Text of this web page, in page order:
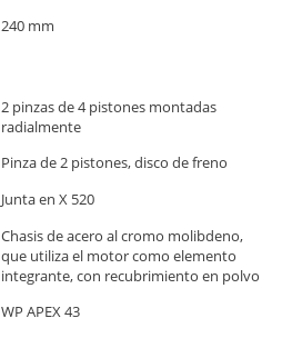
240 mm
2 pinzas de 4 pistones montadas
radialmente
Pinza de 2 pistones, disco de freno
Junta en X 520
Chasis de acero al cromo molibdeno,
que utiliza el motor como elemento
integrante, con recubrimiento en polvo
WP APEX 43